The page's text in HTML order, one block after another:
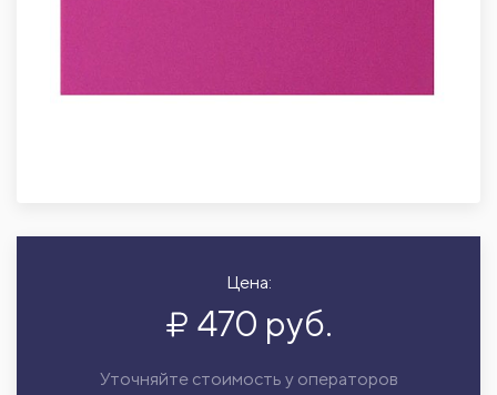
Цена:
470 руб.
Уточняйте стоимость у операторов